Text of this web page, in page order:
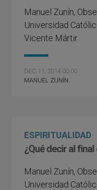
Manuel Zuní­n,
Universidad
Vicente Mártir
DEC 11, 2014 00:00
MANUEL ZUNÍN
ESPIRITUALIDAD
¿Qué decir al
Manuel Zuní­n,
Universidad